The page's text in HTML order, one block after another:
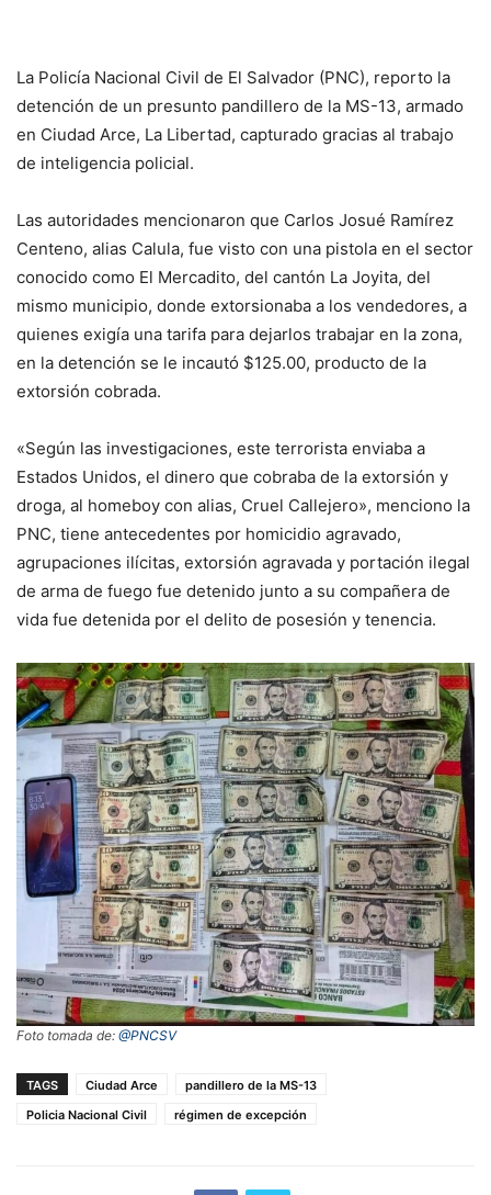
La Policía Nacional Civil de El Salvador (PNC), reporto la
detención de un presunto pandillero de la MS-13, armado
en Ciudad Arce, La Libertad, capturado gracias al trabajo
de inteligencia policial.
Las autoridades mencionaron que Carlos Josué Ramírez
Centeno, alias Calula, fue visto con una pistola en el sector
conocido como El Mercadito, del cantón La Joyita, del
mismo municipio, donde extorsionaba a los vendedores, a
quienes exigía una tarifa para dejarlos trabajar en la zona,
en la detención se le incautó $125.00, producto de la
extorsión cobrada.
«Según las investigaciones, este terrorista enviaba a
Estados Unidos, el dinero que cobraba de la extorsión y
droga, al homeboy con alias, Cruel Callejero», menciono la
PNC, tiene antecedentes por homicidio agravado,
agrupaciones ilícitas, extorsión agravada y portación ilegal
de arma de fuego fue detenido junto a su compañera de
vida fue detenida por el delito de posesión y tenencia.
Foto tomada de: @PNCSV
TAGS Ciudad Arce
pandillero de la MS-13
Policia Nacional Civil
régimen de excepción